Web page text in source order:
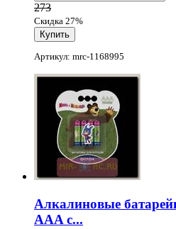
273
Скидка 27%
Артикул: mrc-1168995
Алкалиновые
AAA с...